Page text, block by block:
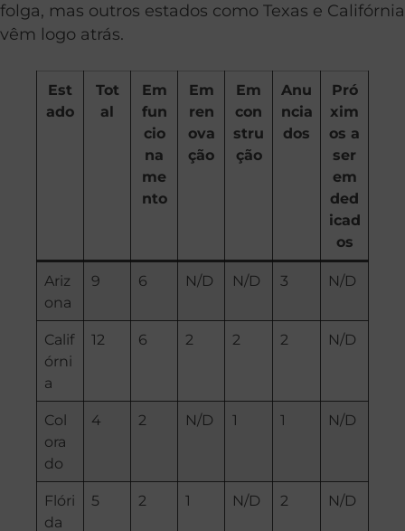
folga, mas outros estados como Texas e Califórnia
vêm logo atrás.
Est
ado
Tot
al
Em
fun
cio
na
me
nto
Em
ren
ova
ção
Em
con
stru
ção
Anu
ncia
dos
Pró
xim
os a
ser
em
ded
icad
os
Ariz
ona
9 6 N/D N/D 3 N/D
Calif
órni
a
12 6 2 2 2 N/D
Col
ora
do
4 2 N/D 1 1 N/D
Flóri
da
5 2 1 N/D 2 N/D